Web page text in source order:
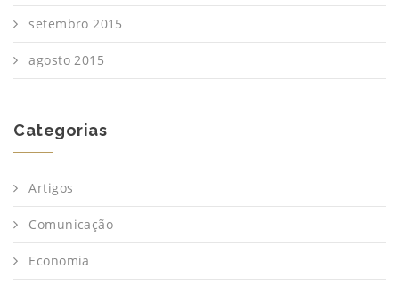
setembro 2015
agosto 2015
Categorias
Artigos
Comunicação
Economia